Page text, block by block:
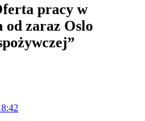
pracy w
od zaraz Oslo